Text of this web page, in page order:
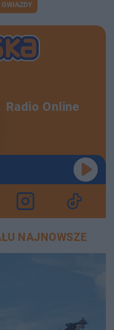
Radio Online
NAJNOWSZE